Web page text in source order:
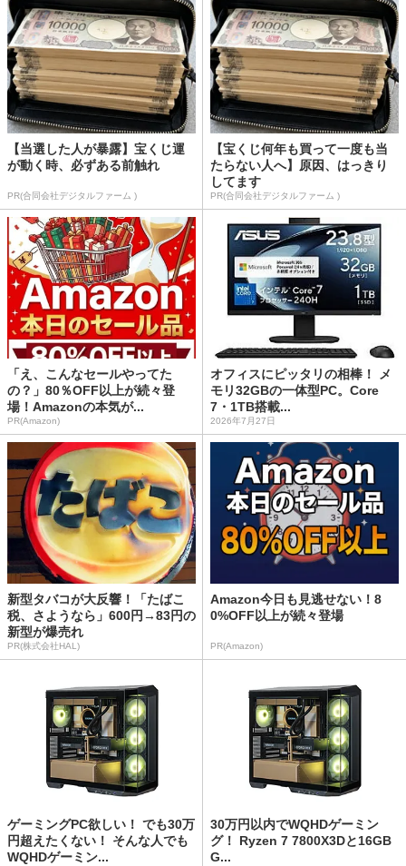
【当選した人が暴露】宝くじ運
が動く時、必ずある前触れ
PR(合同会社デジタルファーム )
【宝くじ何年も買って一度も当
たらない人へ】原因、はっきり
してます
PR(合同会社デジタルファーム )
「え、こんなセールやってた
の？」80％OFF以上が続々登
場！Amazonの本気が...
PR(Amazon)
オフィスにピッタリの相棒！ メ
モリ32GBの一体型PC。Core
7・1TB搭載...
2026年7月27日
新型タバコが大反響！「たばこ
税、さようなら」600円→83円の
新型が爆売れ
PR(株式会社HAL)
Amazon今日も見逃せない！8
0%OFF以上が続々登場
PR(Amazon)
ゲーミングPC欲しい！ でも30万
円超えたくない！ そんな人でも
WQHDゲーミン...
30万円以内でWQHDゲーミン
グ！ Ryzen 7 7800X3Dと16GB
G...